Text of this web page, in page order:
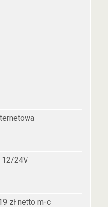
12/24V
zł netto m-c